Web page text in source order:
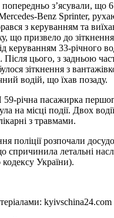
зʼясували, що
Benz Sprinter,
з керуванням та
що призвело до
керуванням 33-річного
Після цього, з задньою
зіткнення з
водій, що їхав позаду.
річна пасажирка
на місці події. Двох
з травмами.
поліції розпочали
летальні
України).
kyivschina24.com